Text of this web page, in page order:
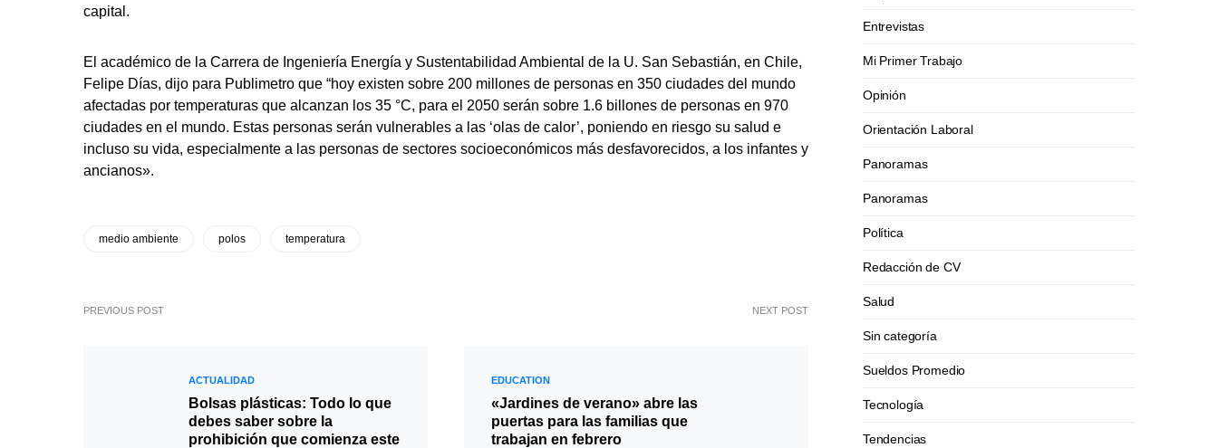
capital.
El académico de la Carrera de Ingeniería Energía y Sustentabilidad Ambiental de la U. San Sebastián, en Chile,
Felipe Días, dijo para Publimetro que “hoy existen sobre 200 millones de personas en 350 ciudades del mundo
afectadas por temperaturas que alcanzan los 35 °C, para el 2050 serán sobre 1.6 billones de personas en 970
ciudades en el mundo. Estas personas serán vulnerables a las ‘olas de calor’, poniendo en riesgo su salud e
incluso su vida, especialmente a las personas de sectores socioeconómicos más desfavorecidos, a los infantes y
ancianos».
medio ambiente polos temperatura
PREVIOUS POST
ACTUALIDAD
Bolsas plásticas: Todo lo que
debes saber sobre la
prohibición que comienza este
NEXT POST
EDUCATION
«Jardines de verano» abre las
puertas para las familias que
trabajan en febrero
Entrevistas
Mi Primer Trabajo
Opinión
Orientación Laboral
Panoramas
Panoramas
Política
Redacción de CV
Salud
Sin categoría
Sueldos Promedio
Tecnología
Tendencias